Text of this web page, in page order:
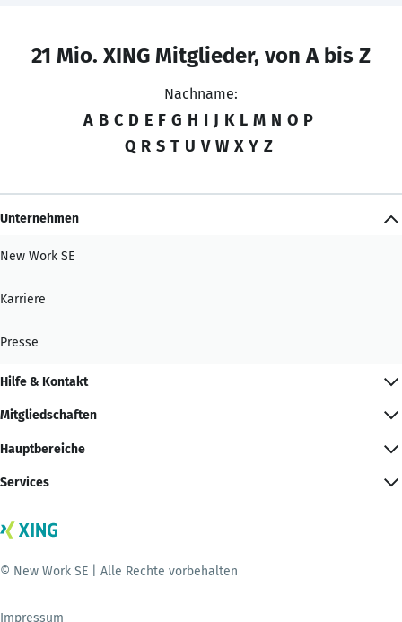
21 Mio. XING Mitglieder, von A bis Z
Nachname:
A B C D E F G H I J K L M N O P
Q R S T U V W X Y Z
Unternehmen
New Work SE
Karriere
Presse
Hilfe & Kontakt
Mitgliedschaften
Hauptbereiche
Services
© New Work SE | Alle Rechte vorbehalten
Impressum